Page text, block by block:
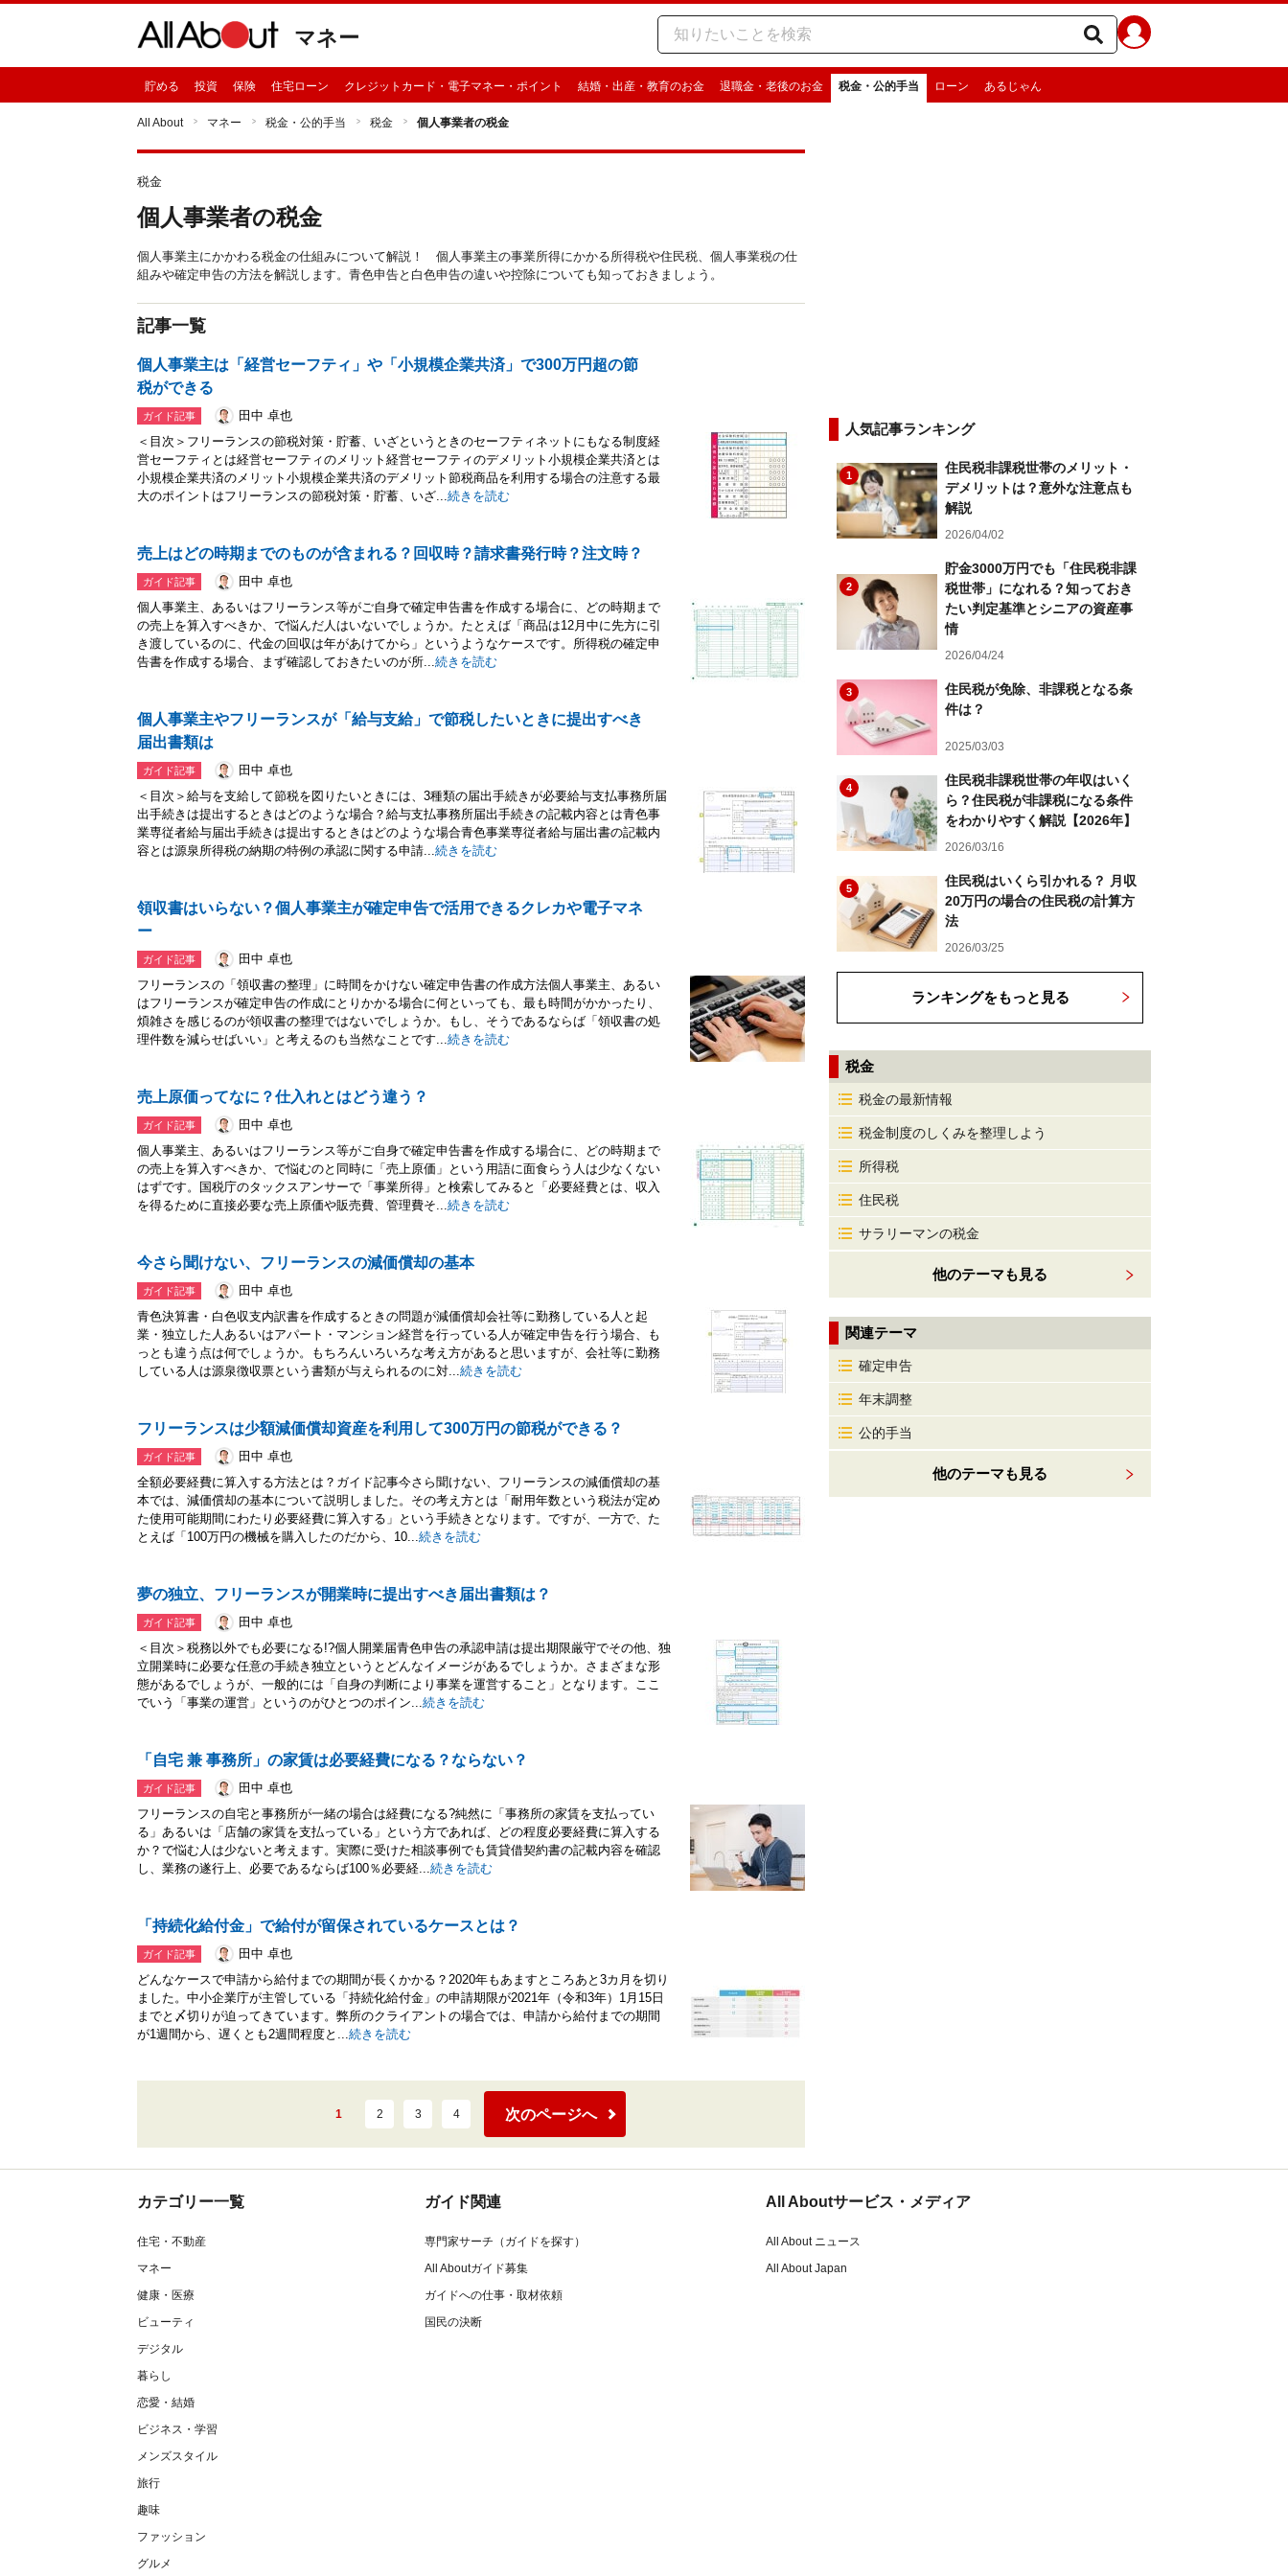
マネー
貯める 投資 保険 住宅ローン クレジットカード・電子マネー・ポイント 結婚・出産・教育のお金 退職金・老後のお金 税金・公的手当 ローン あるじゃん
All About マネー 税金・公的手当 税金 個人事業者の税金
税金
個人事業者の税金
個人事業主にかかわる税金の仕組みについて解説！ 個人事業主の事業所得にかかる所得税や住民税、個人事業税の仕
組みや確定申告の方法を解説します。青色申告と白色申告の違いや控除についても知っておきましょう。
記事一覧
個人事業主は「経営セーフティ」や「小規模企業共済」で300万円超の節
税ができる
ガイド記事
田中 卓也
＜目次＞フリーランスの節税対策・貯蓄、いざというときのセーフティネットにもなる制度経
営セーフティとは経営セーフティのメリット経営セーフティのデメリット小規模企業共済とは
小規模企業共済のメリット小規模企業共済のデメリット節税商品を利用する場合の注意する最
大のポイントはフリーランスの節税対策・貯蓄、いざ...続きを読む
売上はどの時期までのものが含まれる？回収時？請求書発行時？注文時？
ガイド記事
田中 卓也
個人事業主、あるいはフリーランス等がご自身で確定申告書を作成する場合に、どの時期まで
の売上を算入すべきか、で悩んだ人はいないでしょうか。たとえば「商品は12月中に先方に引
き渡しているのに、代金の回収は年があけてから」というようなケースです。所得税の確定申
告書を作成する場合、まず確認しておきたいのが所...続きを読む
個人事業主やフリーランスが「給与支給」で節税したいときに提出すべき
届出書類は
ガイド記事
田中 卓也
＜目次＞給与を支給して節税を図りたいときには、3種類の届出手続きが必要給与支払事務所届
出手続きは提出するときはどのような場合？給与支払事務所届出手続きの記載内容とは青色事
業専従者給与届出手続きは提出するときはどのような場合青色事業専従者給与届出書の記載内
容とは源泉所得税の納期の特例の承認に関する申請...続きを読む
領収書はいらない？個人事業主が確定申告で活用できるクレカや電子マネ
ー
ガイド記事
田中 卓也
フリーランスの「領収書の整理」に時間をかけない確定申告書の作成方法個人事業主、あるい
はフリーランスが確定申告の作成にとりかかる場合に何といっても、最も時間がかかったり、
煩雑さを感じるのが領収書の整理ではないでしょうか。もし、そうであるならば「領収書の処
理件数を減らせばいい」と考えるのも当然なことです...続きを読む
売上原価ってなに？仕入れとはどう違う？
ガイド記事
田中 卓也
個人事業主、あるいはフリーランス等がご自身で確定申告書を作成する場合に、どの時期まで
の売上を算入すべきか、で悩むのと同時に「売上原価」という用語に面食らう人は少なくない
はずです。国税庁のタックスアンサーで「事業所得」と検索してみると「必要経費とは、収入
を得るために直接必要な売上原価や販売費、管理費そ...続きを読む
今さら聞けない、フリーランスの減価償却の基本
ガイド記事
田中 卓也
青色決算書・白色収支内訳書を作成するときの問題が減価償却会社等に勤務している人と起
業・独立した人あるいはアパート・マンション経営を行っている人が確定申告を行う場合、も
っとも違う点は何でしょうか。もちろんいろいろな考え方があると思いますが、会社等に勤務
している人は源泉徴収票という書類が与えられるのに対...続きを読む
フリーランスは少額減価償却資産を利用して300万円の節税ができる？
ガイド記事
田中 卓也
全額必要経費に算入する方法とは？ガイド記事今さら聞けない、フリーランスの減価償却の基
本では、減価償却の基本について説明しました。その考え方とは「耐用年数という税法が定め
た使用可能期間にわたり必要経費に算入する」という手続きとなります。ですが、一方で、た
とえば「100万円の機械を購入したのだから、10...続きを読む
夢の独立、フリーランスが開業時に提出すべき届出書類は？
ガイド記事
田中 卓也
＜目次＞税務以外でも必要になる!?個人開業届青色申告の承認申請は提出期限厳守でその他、独
立開業時に必要な任意の手続き独立というとどんなイメージがあるでしょうか。さまざまな形
態があるでしょうが、一般的には「自身の判断により事業を運営すること」となります。ここ
でいう「事業の運営」というのがひとつのポイン...続きを読む
「自宅 兼 事務所」の家賃は必要経費になる？ならない？
ガイド記事
田中 卓也
フリーランスの自宅と事務所が一緒の場合は経費になる?純然に「事務所の家賃を支払ってい
る」あるいは「店舗の家賃を支払っている」という方であれば、どの程度必要経費に算入する
か？で悩む人は少ないと考えます。実際に受けた相談事例でも賃貸借契約書の記載内容を確認
し、業務の遂行上、必要であるならば100％必要経...続きを読む
「持続化給付金」で給付が留保されているケースとは？
ガイド記事
田中 卓也
どんなケースで申請から給付までの期間が長くかかる？2020年もあますところあと3カ月を切り
ました。中小企業庁が主管している「持続化給付金」の申請期限が2021年（令和3年）1月15日
までと〆切りが迫ってきています。弊所のクライアントの場合では、申請から給付までの期間
が1週間から、遅くとも2週間程度と...続きを読む
1 2 3 4 次のページへ
人気記事ランキング
1
住民税非課税世帯のメリット・
デメリットは？意外な注意点も
解説
2026/04/02
2
貯金3000万円でも「住民税非課
税世帯」になれる？知っておき
たい判定基準とシニアの資産事
情
2026/04/24
3
住民税が免除、非課税となる条
件は？
2025/03/03
4
住民税非課税世帯の年収はいく
ら？住民税が非課税になる条件
をわかりやすく解説【2026年】
2026/03/16
5
住民税はいくら引かれる？ 月収
20万円の場合の住民税の計算方
法
2026/03/25
ランキングをもっと見る
税金
税金の最新情報
税金制度のしくみを整理しよう
所得税
住民税
サラリーマンの税金
他のテーマも見る
関連テーマ
確定申告
年末調整
公的手当
他のテーマも見る
カテゴリー一覧
住宅・不動産
マネー
健康・医療
ビューティ
デジタル
暮らし
恋愛・結婚
ビジネス・学習
メンズスタイル
旅行
趣味
ファッション
グルメ
ガイド関連
専門家サーチ（ガイドを探す）
All Aboutガイド募集
ガイドへの仕事・取材依頼
国民の決断
All Aboutサービス・メディア
All About ニュース
All About Japan